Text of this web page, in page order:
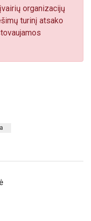
organizacijų
turinį atsako